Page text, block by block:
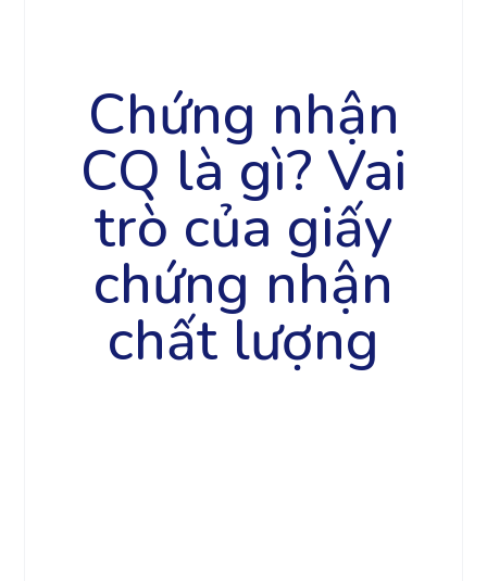
Chứng nhận
CQ là gì? Vai
trò của giấy
chứng nhận
chất lượng